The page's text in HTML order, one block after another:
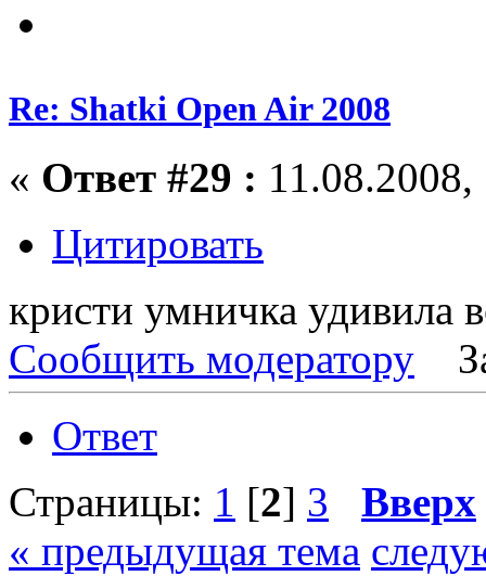
Re: Shatki Open Air 2008
« Ответ #29 :
Цитировать
кристи умничка удивила
Сообщить модератору
Ответ
Страницы: 1 [2] 3
Вверх
« предыдущая тема